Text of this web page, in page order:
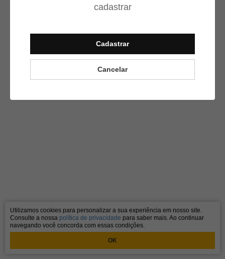
cadastrar
Cadastrar
Cancelar
Utilizamos cookies para personalizar a sua experiência em nosso site.
Consulte a nossa política de privacidade para saber mais. Ao continuar
navegando você concorda com essas condições.
OK